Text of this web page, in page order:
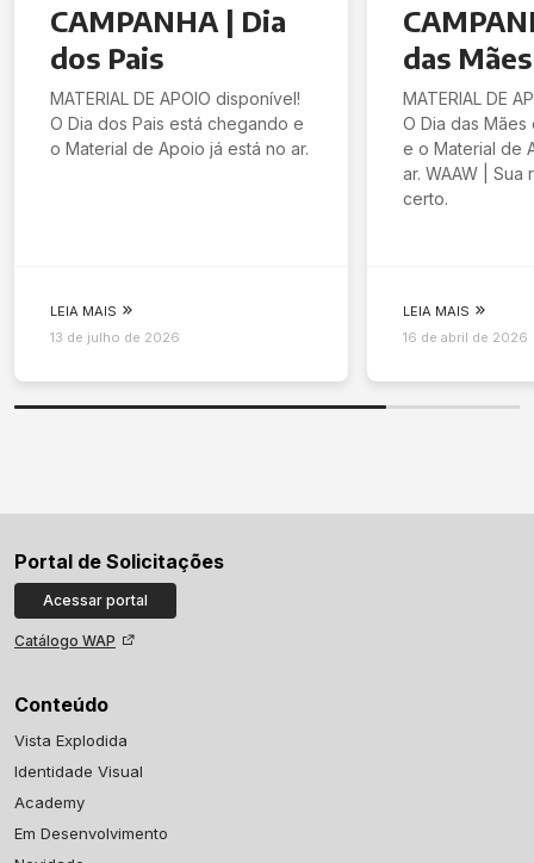
CAMPANHA | Dia
dos Pais
MATERIAL DE APOIO disponível!
O Dia dos Pais está chegando e
o Material de Apoio já está no ar.
LEIA MAIS
13 de julho de 2026
das Mães
MATERIAL DE
O Dia das
e o Material de
ar. WAAW | Sua
certo.
LEIA MAIS
16 de abril de 2026
Portal de Solicitações
Acessar portal
Catálogo WAP
Conteúdo
Vista Explodida
Identidade Visual
Academy
Em Desenvolvimento